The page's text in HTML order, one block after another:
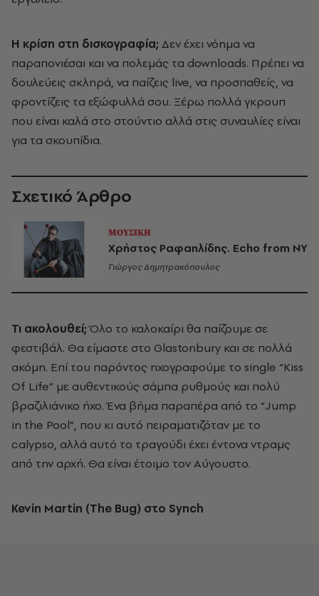
Η κρίση στη δισκογραφία; Δεν έχει νόημα να
παραπονιέσαι και να πολεμάς τα downloads. Πρέπει να
δουλεύεις σκληρά, να παίζεις live, να προσπαθείς, να
φροντίζεις τα εξώφυλλά σου. Ξέρω πολλά γκρουπ
που είναι καλά στο στούντιο αλλά στις συναυλίες είναι
για τα σκουπίδια.
Σχετικό Άρθρο
ΜΟΥΣΙΚΗ
Χρήστος Ραφαηλίδης. Echo from ΝΥ
Γιώργος Δημητρακόπουλος
Τι ακολουθεί;Όλο το καλοκαίρι θα παίζουμε σε
φεστιβάλ. Θα είμαστε στο Glastonbury και σε πολλά
ακόμη. Επί του παρόντος ηχογραφούμε το single “Κiss
Of Life” με αυθεντικούς σάμπα ρυθμούς και πολύ
βραζιλιάνικο ήχο. Ένα βήμα παραπέρα από το “Jump
in the Pool”, που κι αυτό πειραματιζόταν με το
calypso, αλλά αυτό το τραγούδι έχει έντονα ντραμς
από την αρχή. Θα είναι έτοιμο τον Αύγουστο.
Kevin Martin (The Bug) στο Synch